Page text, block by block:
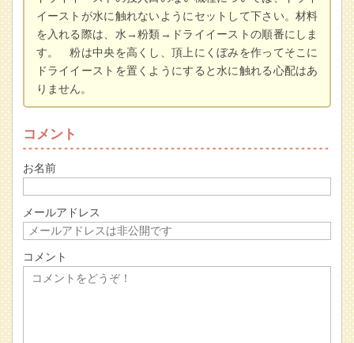
イーストが水に触れないようにセットして下さい。材料
を入れる際は、水→粉類→ドライイーストの順番にしま
す。 粉は中央を高くし、頂上にくぼみを作ってそこに
ドライイーストを置くようにすると水に触れる心配はあ
りません。
コメント
お名前
メールアドレス
コメント